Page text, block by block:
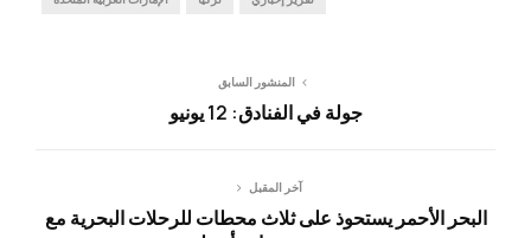
المنشور السابق
جولة في الفنادق: 12 يونيو
آخر المقبل
البحر الأحمر يستحوذ على ثلاث محطات للرحلات البحرية مع